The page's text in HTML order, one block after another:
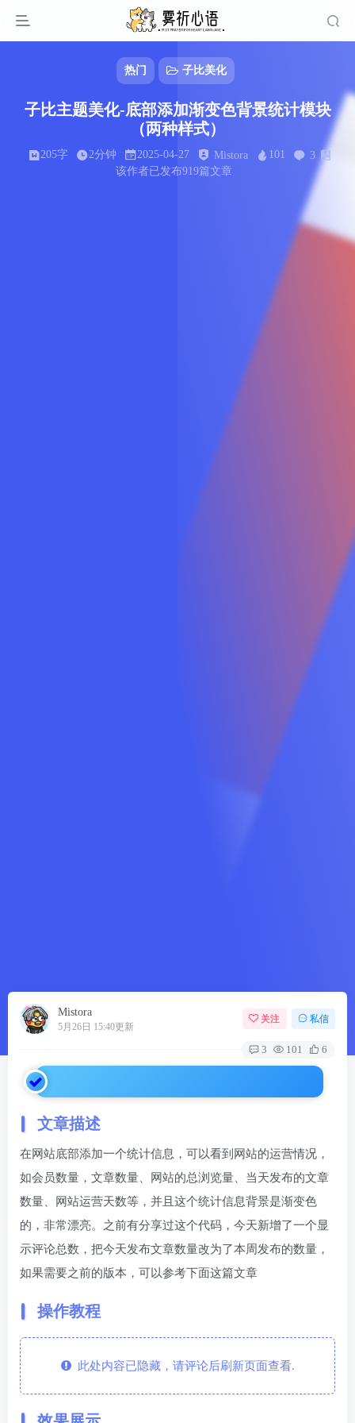
热门 子比美化
子比主题美化-底部添加渐变色背景统计模块
（两种样式）
205字 2分钟 2025-04-27 Mistora 101
3
该作者已发布919篇文章
Mistora
5月26日 15:40更新
关注 私信
3 101 6
文章描述
在网站底部添加一个统计信息，可以看到网站的运营情况，
如会员数量，文章数量、网站的总浏览量、当天发布的文章
数量、网站运营天数等，并且这个统计信息背景是渐变色
的，非常漂亮。之前有分享过这个代码，今天新增了一个显
示评论总数，把今天发布文章数量改为了本周发布的数量，
如果需要之前的版本，可以参考下面这篇文章
操作教程
此处内容已隐藏，请评论后刷新页面查看.